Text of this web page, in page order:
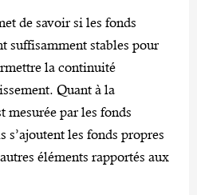
de savoir si les fonds
suffisamment stables pour
la continuité
Quant à la
mesurée par les fonds
s’ajoutent les fonds propres
éléments rapportés aux